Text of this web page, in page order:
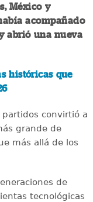
México y
acompañado
abrió una nueva
históricas que
convirtió a
grande de
más allá de los
de
tecnológicas